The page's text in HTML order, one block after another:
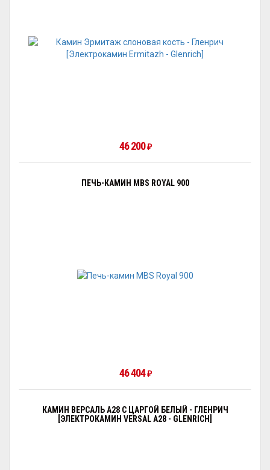
46 200₽
ПЕЧЬ-КАМИН MBS ROYAL 900
46 404₽
КАМИН ВЕРСАЛЬ A28 С ЦАРГОЙ БЕЛЫЙ - ГЛЕНРИЧ
[ЭЛЕКТРОКАМИН VERSAL А28 - GLENRICH]